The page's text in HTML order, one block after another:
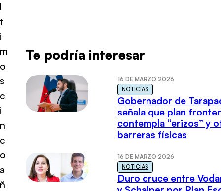
l
t
i
m
o
s
c
i
n
c
o
a
ñ
Te podría interesar
16 DE MARZO 2026
NOTICIAS
Gobernador de
señala que plan
contempla “erizos” y
barreras físicas
16 DE MARZO 2026
NOTICIAS
Duro cruce entre